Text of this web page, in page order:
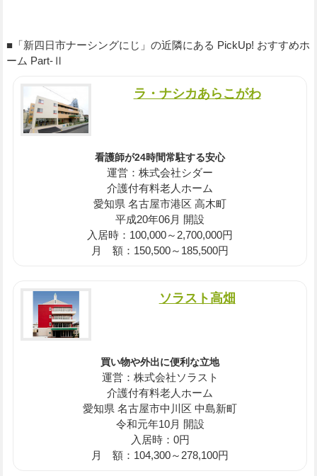
■「新四日市ナーシングにじ」の近隣にある PickUp! おすすめホ
ーム Part-Ⅱ
ラ・ナシカあらこがわ
看護師が24時間常駐する安心
運営：株式会社シダー
介護付有料老人ホーム
愛知県 名古屋市港区 高木町
平成20年06月 開設
入居時：100,000～2,700,000円
月 額：150,500～185,500円
ソラスト高畑
買い物や外出に便利な立地
運営：株式会社ソラスト
介護付有料老人ホーム
愛知県 名古屋市中川区 中島新町
令和元年10月 開設
入居時：0円
月 額：104,300～278,100円